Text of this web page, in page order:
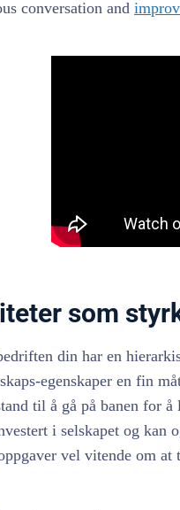
conversation and
som
din har en
egenskaper en fin
til å gå på banen for
i selskapet og kan
vel vitende om at